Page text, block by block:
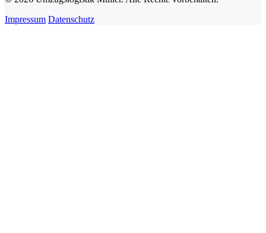
Impressum Datenschutz